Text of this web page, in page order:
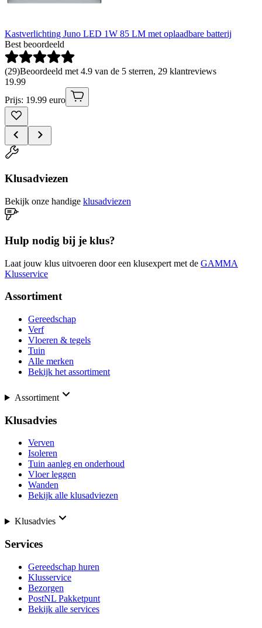
Kastverlichting Juno LED 1W 85 LM met oplaadbare batterij
Best beoordeeld
(29)Beoordeeld met 4.9 van de 5 sterren, 29 klantreviews
19.99
Prijs: 19.99 euro
Klusadviezen
Bekijk onze handige klusadviezen
Hulp nodig bij je klus?
Laat jouw klus uitvoeren door een klusexpert met de GAMMA
Klusservice
Assortiment
Gereedschap
Verf
Vloeren & tegels
Tuin
Alle merken
Bekijk het assortiment
Assortiment
Klusadvies
Verven
Isoleren
Tuin aanleg en onderhoud
Vloer leggen
Wanden
Bekijk alle klusadviezen
Klusadvies
Services
Gereedschap huren
Klusservice
Bezorgen
PostNL Pakketpunt
Bekijk alle services